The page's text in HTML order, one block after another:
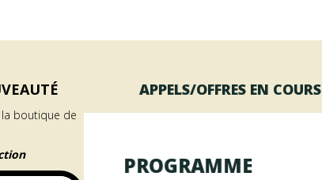
boutique de
APPELS/OFFRES EN COURS
PROGRAMME